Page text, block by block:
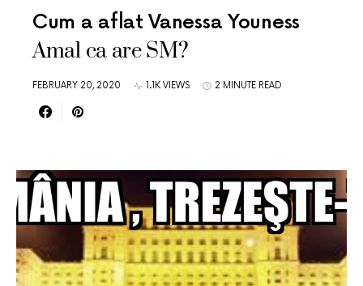
Cum a aflat Vanessa Youness
Amal ca are SM?
FEBRUARY 20, 2020 1.1K VIEWS 2 MINUTE READ